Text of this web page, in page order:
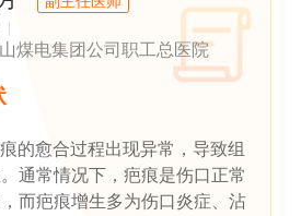
煤电集团公司职工总医院
的愈合过程出现异常，导致组
通常情况下，疤痕是伤口正常
而疤痕增生多为伤口炎症、沾